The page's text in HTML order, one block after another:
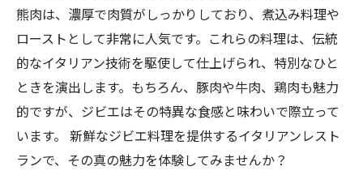
熊肉は、濃厚で肉質がしっかりしており、煮込み料理や
ローストとして非常に人気です。これらの料理は、伝統
的なイタリアン技術を駆使して仕上げられ、特別なひと
ときを演出します。もちろん、豚肉や牛肉、鶏肉も魅力
的ですが、ジビエはその特異な食感と味わいで際立って
います。 新鮮なジビエ料理を提供するイタリアンレスト
ランで、その真の魅力を体験してみませんか？